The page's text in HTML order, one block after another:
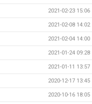
2021-02-23 15:06
2021-02-08 14:02
2021-02-04 14:00
2021-01-24 09:28
2021-01-11 13:57
2020-12-17 13:45
2020-10-16 18:05